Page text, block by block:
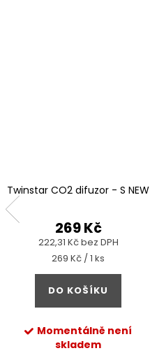
Twinstar CO2 difuzor - S NEW
222,31 Kč bez DPH
269 Kč
Měrná
cena:
269 Kč / 1 ks
DO KOŠÍKU
Momentálně není
skladem